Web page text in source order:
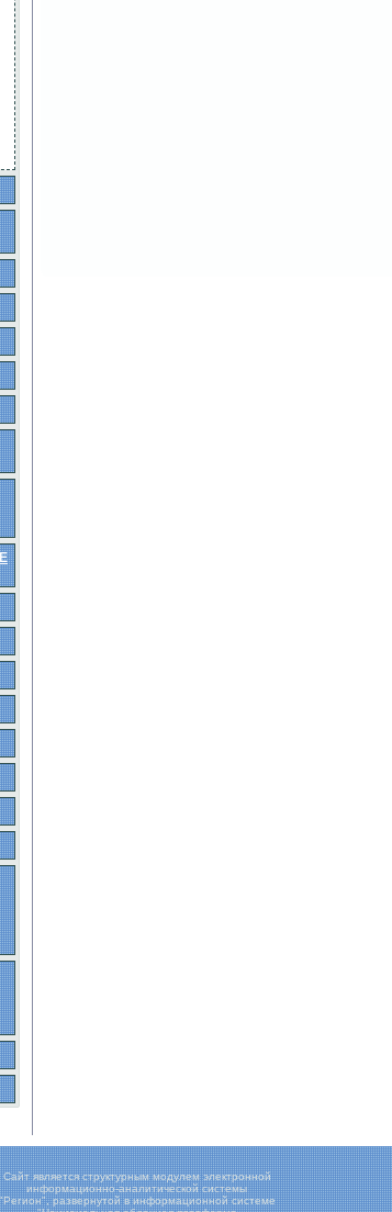
Сайт является структурным модулем электронной
информационно-аналитической системы
развернутой в информационной системе